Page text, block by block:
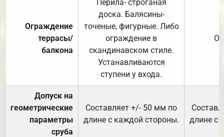
Ограждение
террасы/
балкона
Перила- строганая
доска. Балясины-
точеные, фигурные. Либо
ограждение в
скандинавском стиле.
Устанавливаются
ступени у входа.
Допуск на
геометрические
параметры
сруба
Составляет +/- 50 мм по
длине с каждой стороны.
длине с